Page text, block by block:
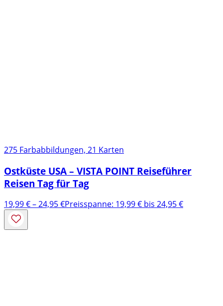
275 Farbabbildungen, 21 Karten
Ostküste USA – VISTA POINT Reiseführer
Reisen Tag für Tag
19,99€–24,95€Preisspanne: 19,99 € bis 24,95 €